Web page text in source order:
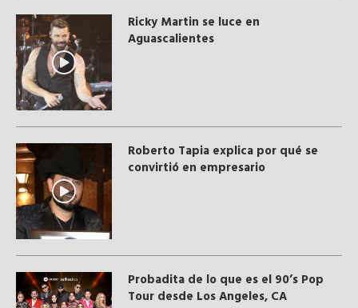
Ricky Martin se luce en
Aguascalientes
Roberto Tapia explica por qué se
convirtió en empresario
Probadita de lo que es el 90’s Pop
Tour desde Los Angeles, CA